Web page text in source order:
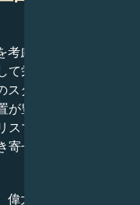
慮すると、その明
栄光を約束されて
ター性は、太陽の
豊かな感情生活の
マ性を定義する配
せることは疑いあ
大な性格、機知に